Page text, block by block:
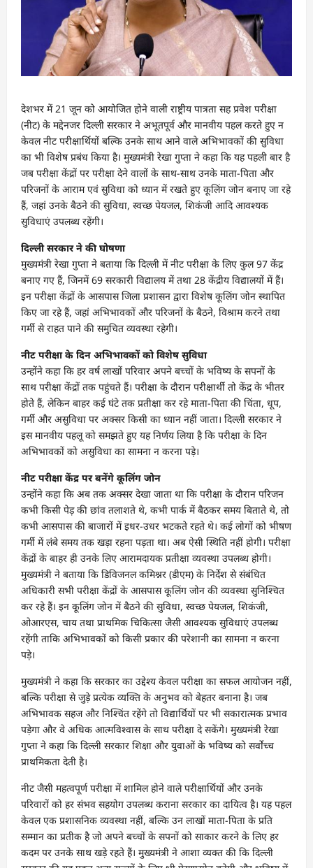
देशभर में 21 जून को आयोजित होने वाली राष्ट्रीय पात्रता सह प्रवेश परीक्षा
(नीट) के मद्देनजर दिल्ली सरकार ने अभूतपूर्व और मानवीय पहल करते हुए न
केवल नीट परीक्षार्थियों बल्कि उनके साथ आने वाले अभिभावकों की सुविधा
का भी विशेष प्रबंध किया है। मुख्यमंत्री रेखा गुप्ता ने कहा कि यह पहली बार है
जब परीक्षा केंद्रों पर परीक्षा देने वालों के साथ-साथ उनके माता-पिता और
परिजनों के आराम एवं सुविधा को ध्यान में रखते हुए कूलिंग जोन बनाए जा रहे
हैं, जहां उनके बैठने की सुविधा, स्वच्छ पेयजल, शिकंजी आदि आवश्यक
सुविधाएं उपलब्ध रहेंगी।
दिल्ली सरकार ने की घोषणा
मुख्यमंत्री रेखा गुप्ता ने बताया कि दिल्ली में नीट परीक्षा के लिए कुल 97 केंद्र
बनाए गए हैं, जिनमें 69 सरकारी विद्यालय में तथा 28 केंद्रीय विद्यालयों में हैं।
इन परीक्षा केंद्रों के आसपास जिला प्रशासन द्वारा विशेष कूलिंग जोन स्थापित
किए जा रहे हैं, जहां अभिभावकों और परिजनों के बैठने, विश्राम करने तथा
गर्मी से राहत पाने की समुचित व्यवस्था रहेगी।
नीट परीक्षा के दिन अभिभावकों को विशेष सुविधा
उन्होंने कहा कि हर वर्ष लाखों परिवार अपने बच्चों के भविष्य के सपनों के
साथ परीक्षा केंद्रों तक पहुंचते हैं। परीक्षा के दौरान परीक्षार्थी तो केंद्र के भीतर
होते हैं, लेकिन बाहर कई घंटे तक प्रतीक्षा कर रहे माता-पिता की चिंता, धूप,
गर्मी और असुविधा पर अक्सर किसी का ध्यान नहीं जाता। दिल्ली सरकार ने
इस मानवीय पहलू को समझते हुए यह निर्णय लिया है कि परीक्षा के दिन
अभिभावकों को असुविधा का सामना न करना पड़े।
नीट परीक्षा केंद्र पर बनेंगे कूलिंग जोन
उन्होंने कहा कि अब तक अक्सर देखा जाता था कि परीक्षा के दौरान परिजन
कभी किसी पेड़ की छांव तलाशते थे, कभी पार्क में बैठकर समय बिताते थे, तो
कभी आसपास की बाजारों में इधर-उधर भटकते रहते थे। कई लोगों को भीषण
गर्मी में लंबे समय तक खड़ा रहना पड़ता था। अब ऐसी स्थिति नहीं होगी। परीक्षा
केंद्रों के बाहर ही उनके लिए आरामदायक प्रतीक्षा व्यवस्था उपलब्ध होगी।
मुख्यमंत्री ने बताया कि डिविजनल कमिश्नर (डीएम) के निर्देश से संबंधित
अधिकारी सभी परीक्षा केंद्रों के आसपास कूलिंग जोन की व्यवस्था सुनिश्चित
कर रहे हैं। इन कूलिंग जोन में बैठने की सुविधा, स्वच्छ पेयजल, शिकंजी,
ओआरएस, चाय तथा प्राथमिक चिकित्सा जैसी आवश्यक सुविधाएं उपलब्ध
रहेंगी ताकि अभिभावकों को किसी प्रकार की परेशानी का सामना न करना
पड़े।
मुख्यमंत्री ने कहा कि सरकार का उद्देश्य केवल परीक्षा का सफल आयोजन नहीं,
बल्कि परीक्षा से जुड़े प्रत्येक व्यक्ति के अनुभव को बेहतर बनाना है। जब
अभिभावक सहज और निश्चिंत रहेंगे तो विद्यार्थियों पर भी सकारात्मक प्रभाव
पड़ेगा और वे अधिक आत्मविश्वास के साथ परीक्षा दे सकेंगे। मुख्यमंत्री रेखा
गुप्ता ने कहा कि दिल्ली सरकार शिक्षा और युवाओं के भविष्य को सर्वोच्च
प्राथमिकता देती है।
नीट जैसी महत्वपूर्ण परीक्षा में शामिल होने वाले परीक्षार्थियों और उनके
परिवारों को हर संभव सहयोग उपलब्ध कराना सरकार का दायित्व है। यह पहल
केवल एक प्रशासनिक व्यवस्था नहीं, बल्कि उन लाखों माता-पिता के प्रति
सम्मान का प्रतीक है जो अपने बच्चों के सपनों को साकार करने के लिए हर
कदम पर उनके साथ खड़े रहते हैं। मुख्यमंत्री ने आशा व्यक्त की कि दिल्ली